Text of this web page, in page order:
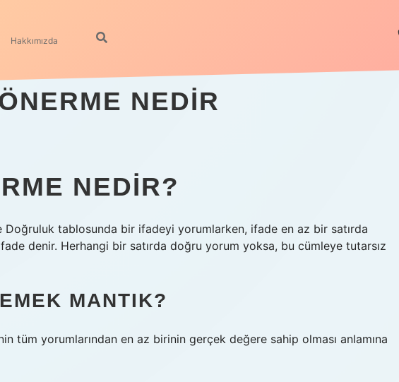
Hakkımızda
NEDIR
NEDIR?
Doğruluk tablosunda bir ifadeyi yorumlarken, ifade en az bir satırda
denir. Herhangi bir satırda doğru yorum yoksa, bu cümleye tutarsız
MANTIK?
tüm yorumlarından en az birinin gerçek değere sahip olması anlamına